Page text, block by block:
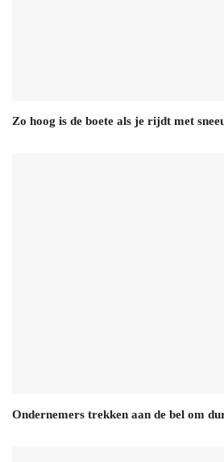
Zo hoog is de boete als je rijdt met
Ondernemers trekken aan de bel om